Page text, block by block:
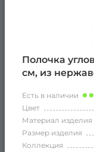
Полочка
см, из
Есть в наличии
Цвет
Материал изделия
Размер изделия
Коллекция